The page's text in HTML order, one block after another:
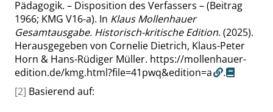
Pädagogik. – Disposition des Verfassers – (Beitrag
1966; KMG V16-a). In Klaus Mollenhauer
Gesamtausgabe. Historisch-kritische Edition. (2025).
Herausgegeben von Cornelie Dietrich, Klaus-Peter
Horn & Hans-Rüdiger Müller. https://mollenhauer-
edition.de/kmg.html?file=41pwq&edition=a
.
[2] Basierend auf: